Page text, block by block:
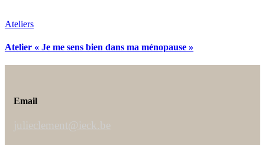
Ateliers
Atelier « Je me sens bien dans ma ménopause »
Email
julieclement@ieck.be